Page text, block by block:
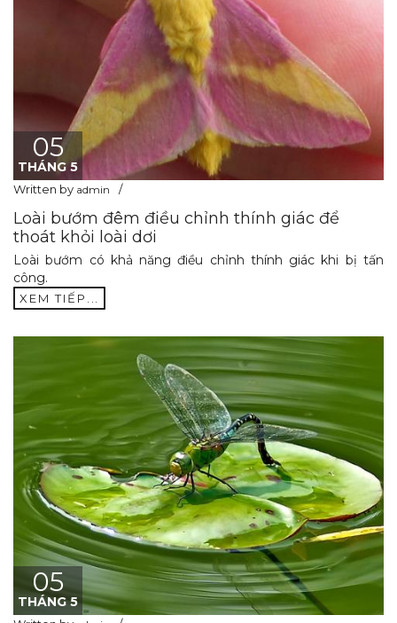
05
THÁNG 5
Written by admin
Loài bướm đêm điều chỉnh thính giác để
thoát khỏi loài dơi
Loài bướm có khả năng điều chỉnh thính giác khi bị tấn
công.
XEM TIẾP...
05
THÁNG 5